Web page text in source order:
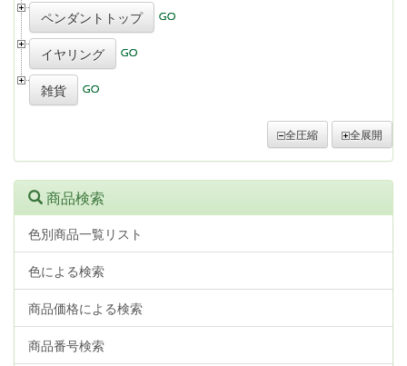
ペンダントトップ
イヤリング
雑貨
全圧縮 全展開
商品検索
色別商品一覧リスト
色による検索
商品価格による検索
商品番号検索